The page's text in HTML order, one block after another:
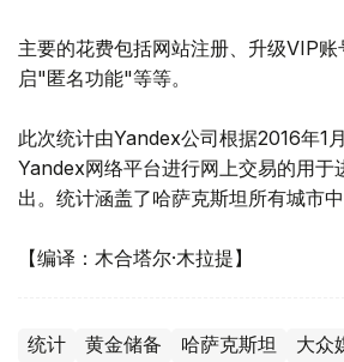
主要的花费包括网站注册、升级VIP
启"匿名功能"等等。
此次统计由Yandex公司根据2016年1
Yandex网络平台进行网上交易的用于
出。统计涵盖了哈萨克斯坦所有城市中
【编译：木合塔尔·木拉提】
统计 黄金储备 哈萨克斯坦 大众